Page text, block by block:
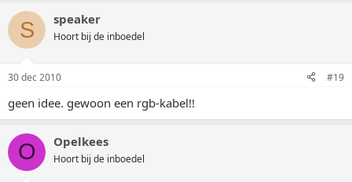
S speaker
Hoort bij de inboedel
30 dec 2010 #19
geen idee. gewoon een rgb-kabel!!
O Opelkees
Hoort bij de inboedel